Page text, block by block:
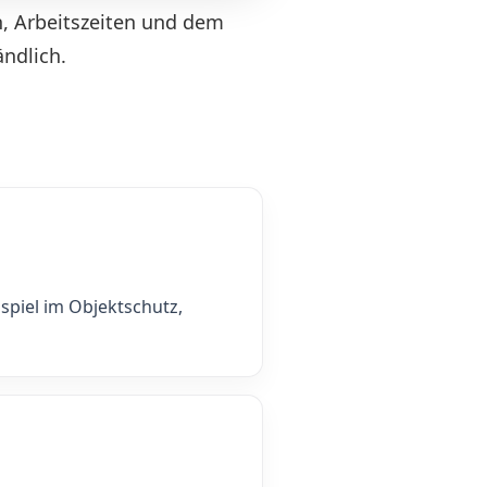
Arbeitszeiten und dem
im Objektschutz,